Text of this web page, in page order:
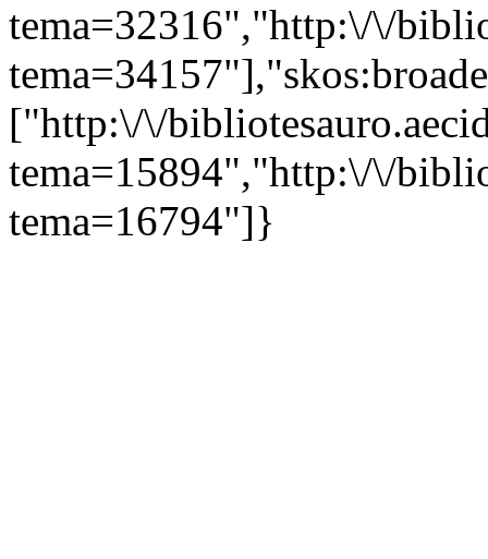
tema=32316","http:\/\/
["http:\/\/
tema=15894","http:\/\/
tema=16794"]}